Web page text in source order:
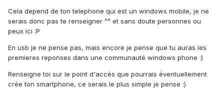
Cela depend de ton telephone qui est un windows mobile, je ne
serais donc pas te renseigner ^^ et sans doute personnes ou
peux ici :P
En usb je ne pense pas, mais encore je pense que tu auras les
premieres reponses dans une communauté windows phone :)
Renseigne toi sur le point d'accès que pourrais éventuellement
crée ton smartphone, ce serais le plus simple je pense :)